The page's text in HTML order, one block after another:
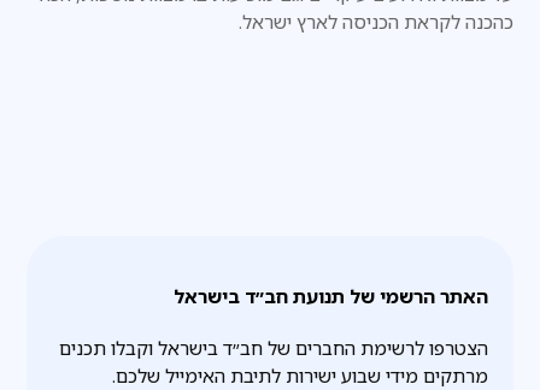
כהכנה לקראת הכניסה לארץ ישראל.
האתר הרשמי של תנועת חב״ד בישראל
הצטרפו לרשימת החברים של חב״ד בישראל וקבלו תכנים
מרתקים מידי שבוע ישירות לתיבת האימייל שלכם.